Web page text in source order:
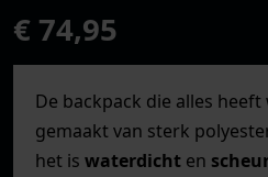
€ 74,95
De backpack die alles
gemaakt van sterk
het is waterdicht en